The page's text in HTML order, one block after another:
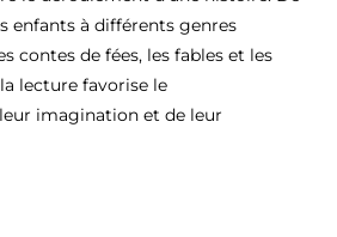
enfants à différents genres
contes de fées, les fables et les
lecture favorise le
imagination et de leur